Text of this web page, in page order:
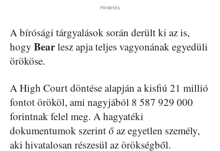
Hirdetés
A bírósági tárgyalások során derült ki az is,
hogy Bearlesz apja teljes vagyonának egyedüli
örököse.
A High Court döntése alapján a kisfiú 21 millió
fontot örököl, ami nagyjából 8 587 929 000
forintnak felel meg. A hagyatéki
dokumentumok szerint ő az egyetlen személy,
aki hivatalosan részesül az örökségből.